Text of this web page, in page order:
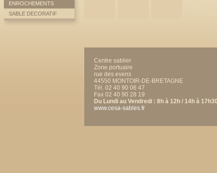
ENROCHEMENTS
SABLE DECORATIF
Centre sablier
Zone portuaire
rue des evens
44550 MONTOIR-DE-BRETAGNE
Tél. 02 40 90 06 47
Fax 02 40 90 28 19
Du Lundi au Vendredi : 8h à 12h / 14h à
www.cesa-sables.fr